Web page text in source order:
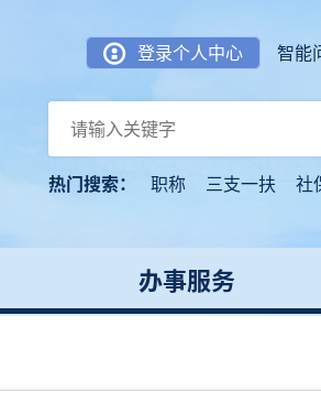
登录个人中心 智能
热门搜索： 职称 三支一扶 社
办事服务